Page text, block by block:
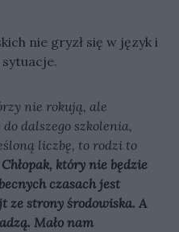
nie gryzł się w język i
nie rokują, ale
dalszego szkolenia,
liczbę, to rodzi to
Chłopak, który nie będzie
czasach jest
ze strony środowiska. A
Mało nam